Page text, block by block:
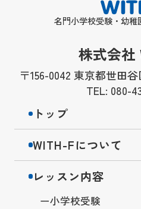
名門小学校受験・幼
株式会社
〒156-0042 東京都世田
TEL: 080-
トップ
WITH-Fについて
レッスン内容
小学校受験